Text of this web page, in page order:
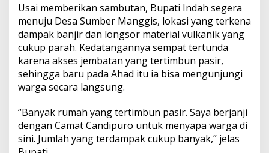
Usai memberikan sambutan, Bupati Indah segera
menuju Desa Sumber Manggis, lokasi yang terkena
dampak banjir dan longsor material vulkanik yang
cukup parah. Kedatangannya sempat tertunda
karena akses jembatan yang tertimbun pasir,
sehingga baru pada Ahad itu ia bisa mengunjungi
warga secara langsung.
“Banyak rumah yang tertimbun pasir. Saya berjanji
dengan Camat Candipuro untuk menyapa warga di
sini. Jumlah yang terdampak cukup banyak,” jelas